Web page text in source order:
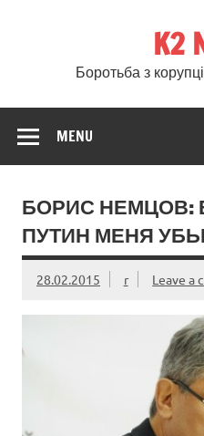
K2
Боротьба з
MENU
БОРИС НЕМЦОВ:
ПУТИН МЕНЯ
28.02.2015 r Leave a